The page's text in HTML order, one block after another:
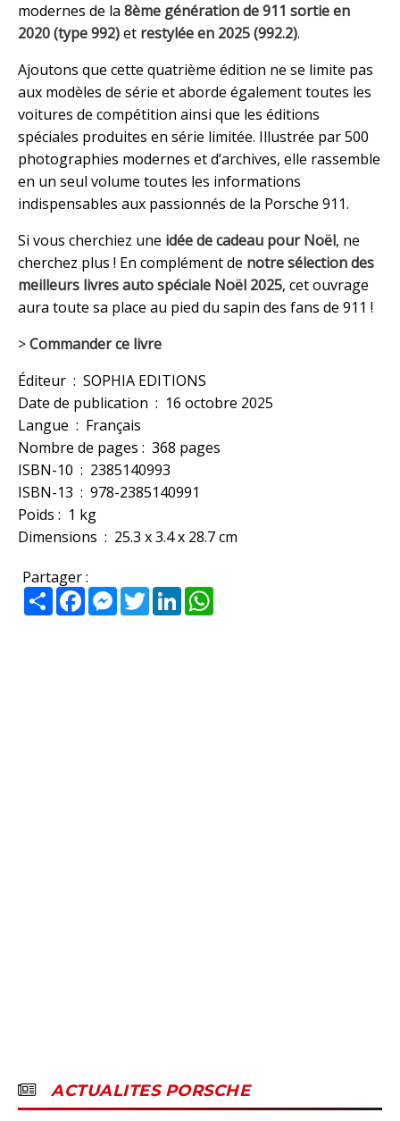
modernes de la 8ème génération de 911 sortie en
2020 (type 992)et restylée en 2025 (992.2).
Ajoutons que cette quatrième édition ne se limite pas
aux modèles de série et aborde également toutes les
voitures de compétition ainsi que les éditions
spéciales produites en série limitée. Illustrée par 500
photographies modernes et d’archives, elle rassemble
en un seul volume toutes les informations
indispensables aux passionnés de la Porsche 911.
Si vous cherchiez une idée de cadeau pour Noël, ne
cherchez plus ! En complément de notre sélection des
meilleurs livres auto spéciale Noël 2025, cet ouvrage
aura toute sa place au pied du sapin des fans de 911 !
>Commander ce livre
Éditeur ‏ : ‎ SOPHIA EDITIONS
Date de publication ‏ : ‎ 16 octobre 2025
Langue ‏ : ‎ Français
Nombre de pages : ‎ 368 pages
ISBN-10 ‏ : ‎ 2385140993
ISBN-13 ‏ : ‎ 978-2385140991
Poids : ‎ 1 kg
Dimensions ‏ : ‎ 25.3 x 3.4 x 28.7 cm
Partager :
PartagerFacebookMessenger
TwitterLinkedIn
ACTUALITES PORSCHE